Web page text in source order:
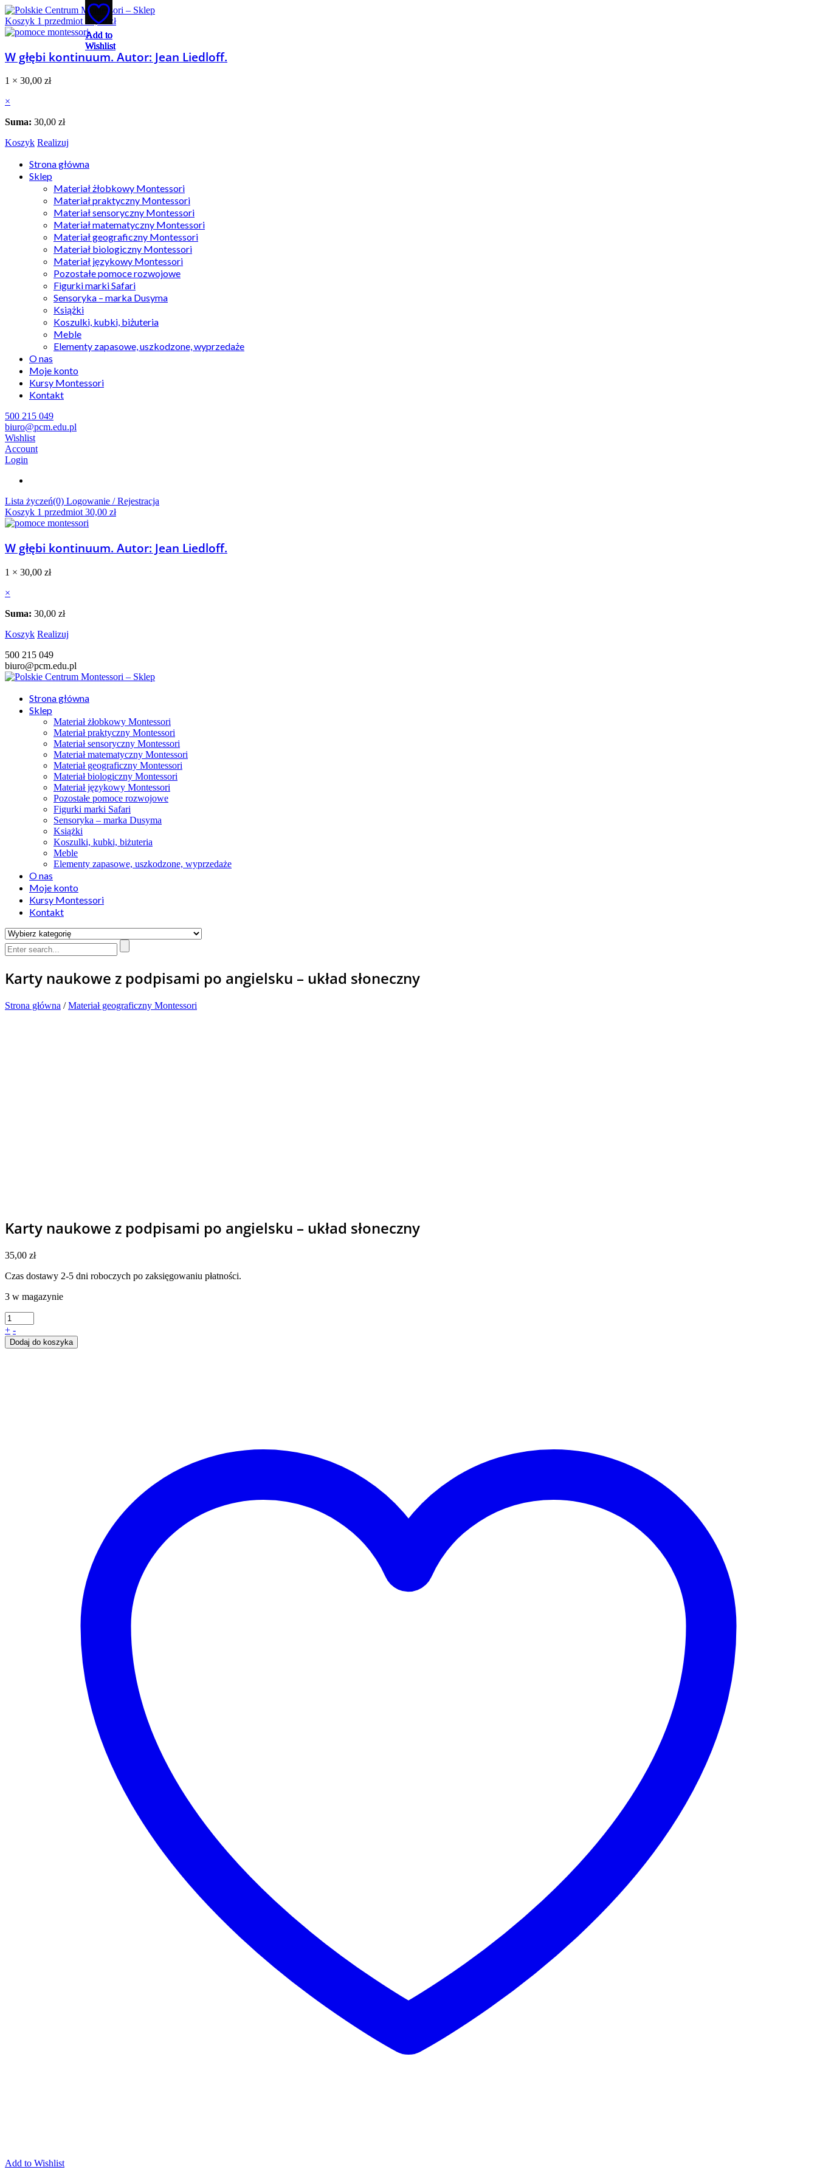
Koszyk 1 przedmiot 30,00 zł
W głębi kontinuum. Autor: Jean Liedloff.
1 × 30,00 zł
×
Suma: 30,00 zł
Koszyk Realizuj
Strona główna
Sklep
Materiał żłobkowy Montessori
Materiał praktyczny Montessori
Materiał sensoryczny Montessori
Materiał matematyczny Montessori
Materiał geograficzny Montessori
Materiał biologiczny Montessori
Materiał językowy Montessori
Pozostałe pomoce rozwojowe
Figurki marki Safari
Sensoryka – marka Dusyma
Książki
Koszulki, kubki, biżuteria
Meble
Elementy zapasowe, uszkodzone, wyprzedaże
O nas
Moje konto
Kursy Montessori
Kontakt
500 215 049
biuro@pcm.edu.pl
Wishlist
Account
Login
Lista życzeń(0) Logowanie / Rejestracja
Koszyk 1 przedmiot30,00 zł
W głębi kontinuum. Autor: Jean Liedloff.
1 × 30,00 zł
×
Suma: 30,00 zł
Koszyk Realizuj
500 215 049
biuro@pcm.edu.pl
Strona główna
Sklep
Materiał żłobkowy Montessori
Materiał praktyczny Montessori
Materiał sensoryczny Montessori
Materiał matematyczny Montessori
Materiał geograficzny Montessori
Materiał biologiczny Montessori
Materiał językowy Montessori
Pozostałe pomoce rozwojowe
Figurki marki Safari
Sensoryka – marka Dusyma
Książki
Koszulki, kubki, biżuteria
Meble
Elementy zapasowe, uszkodzone, wyprzedaże
O nas
Moje konto
Kursy Montessori
Kontakt
Karty naukowe z podpisami po angielsku – układ słoneczny
Strona główna /Materiał geograficzny Montessori
Karty naukowe z podpisami po angielsku – układ słoneczny
35,00 zł
Czas dostawy 2-5 dni roboczych po zaksięgowaniu płatności.
3 w magazynie
+ -
Dodaj do koszyka
Add to Wishlist
Add to
Wishlist
Add to
Wishlist
Add to
Wishlist
Add to
Wishlist
Add to
Wishlist